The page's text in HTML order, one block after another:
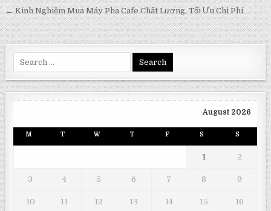
Post
navigation
← Kinh Nghiệm Mua Máy Pha Cafe Chất Lượng, Tối Ưu Chi Phí
August 2026
M T W T F S S
1 2
3 4 5 6 7 8 9
10 11 12 13 14 15 16